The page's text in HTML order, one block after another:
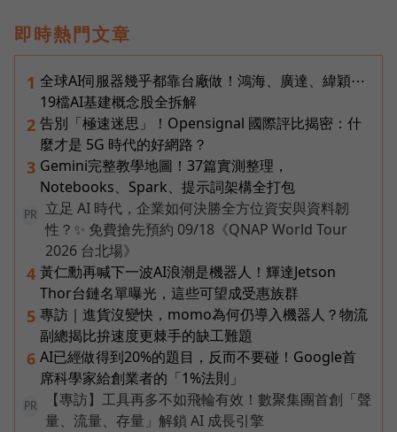
即時熱門文章
1 全球AI伺服器幾乎都靠台廠做！鴻海、廣達、緯穎⋯
19檔AI基建概念股全拆解
2 告別「極速迷思」！Opensignal 國際評比揭密：什
麼才是 5G 時代的好網路？
3 Gemini完整教學地圖！37篇實測整理，
Notebooks、Spark、提示詞架構全打包
PR
立足 AI 時代，企業如何決勝全方位資安與資料韌
性？✨ 免費搶先預約 09/18《QNAP World Tour
2026 台北場》
4 黃仁勳再喊下一波AI浪潮是機器人！輝達Jetson
Thor台鏈名單曝光，這些可望成受惠族群
5 專訪｜進貨沒變快，momo為何仍導入機器人？物流
副總揭比拚速度更棘手的缺工難題
6 AI已經做得到20%的題目，反而不要碰！Google首
席科學家給創業者的「1%法則」
PR
【專訪】工具再多不如飛輪有效！數聚集團首創「聲
量、流量、存量」解鎖 AI 成長引擎